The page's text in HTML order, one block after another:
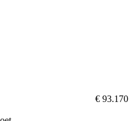
€ 93.170